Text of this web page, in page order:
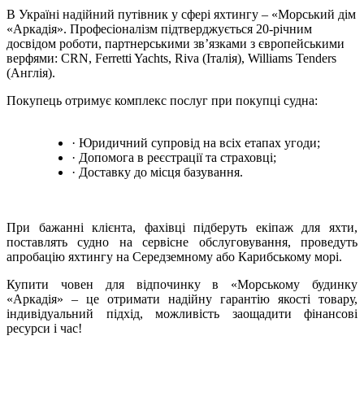
В Україні надійний путівник у сфері яхтингу – «Морський дім
«Аркадія». Професіоналізм підтверджується 20-річним
досвідом роботи, партнерськими зв’язками з європейськими
верфями: CRN, Ferretti Yachts, Riva (Італія), Williams Tenders
(Англія).
Покупець отримує комплекс послуг при покупці судна:
· Юридичний супровід на всіх етапах угоди;
· Допомога в реєстрації та страховці;
· Доставку до місця базування.
При бажанні клієнта, фахівці підберуть екіпаж для яхти,
поставлять судно на сервісне обслуговування, проведуть
апробацію яхтингу на Середземному або Карибському морі.
Купити човен для відпочинку в «Морському будинку
«Аркадія» – це отримати надійну гарантію якості товару,
індивідуальний підхід, можливість заощадити фінансові
ресурси і час!